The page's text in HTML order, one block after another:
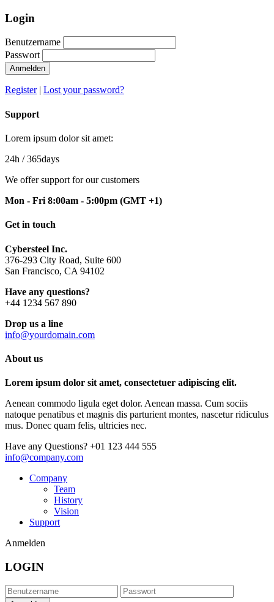
Login
Benutzername
Passwort
Anmelden
Register| Lost your password?
Support
Lorem ipsum dolor sit amet:
24h / 365days
We offer support for our customers
Mon - Fri 8:00am - 5:00pm (GMT +1)
Get in touch
Cybersteel Inc.
376-293 City Road, Suite 600
San Francisco, CA 94102
Have any questions?
+44 1234 567 890
Drop us a line
info@yourdomain.com
About us
Lorem ipsum dolor sit amet, consectetuer adipiscing elit.
Aenean commodo ligula eget dolor. Aenean massa. Cum sociis
natoque penatibus et magnis dis parturient montes, nascetur ridiculus
mus. Donec quam felis, ultricies nec.
Have any Questions? +01 123 444 555
info@company.com
Company
Team
History
Vision
Support
Anmelden
LOGIN